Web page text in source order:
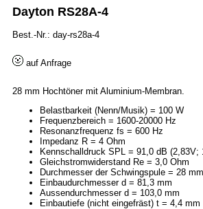
Dayton RS28A-4
Best.-Nr.: day-rs28a-4
auf Anfrage
28 mm Hochtöner mit Aluminium-Membran.
Belastbarkeit (Nenn/Musik) = 100 W
Frequenzbereich = 1600-20000 Hz
Resonanzfrequenz fs = 600 Hz
Impedanz R = 4 Ohm
Kennschalldruck SPL = 91,0 dB (2,83V;
Gleichstromwiderstand Re = 3,0 Ohm
Durchmesser der Schwingspule = 28 mm
Einbaudurchmesser d = 81,3 mm
Aussendurchmesser d = 103,0 mm
Einbautiefe (nicht eingefräst) t = 4,4 mm